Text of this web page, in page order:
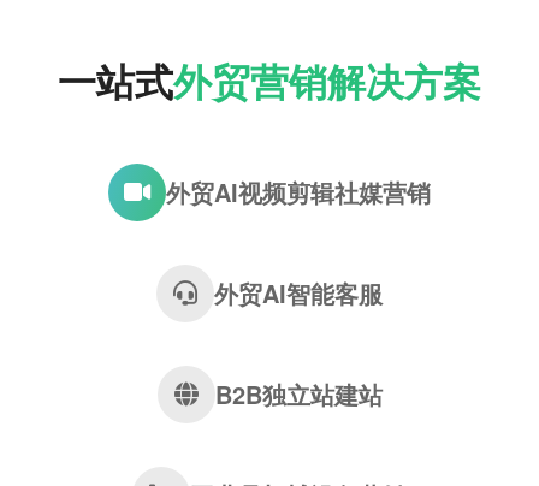
一站式外贸营销解决方案
外贸AI视频剪辑社媒营销
外贸AI智能客服
B2B独立站建站